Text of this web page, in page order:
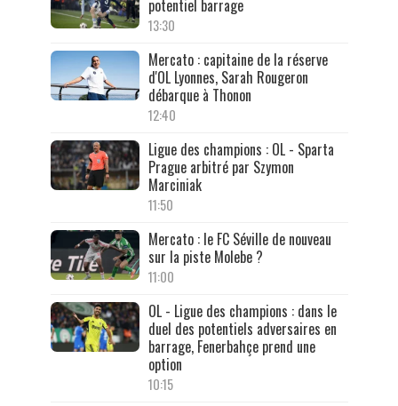
potentiel barrage
13:30
Mercato : capitaine de la réserve
d'OL Lyonnes, Sarah Rougeron
débarque à Thonon
12:40
Ligue des champions : OL - Sparta
Prague arbitré par Szymon
Marciniak
11:50
Mercato : le FC Séville de nouveau
sur la piste Molebe ?
11:00
OL - Ligue des champions : dans le
duel des potentiels adversaires en
barrage, Fenerbahçe prend une
option
10:15